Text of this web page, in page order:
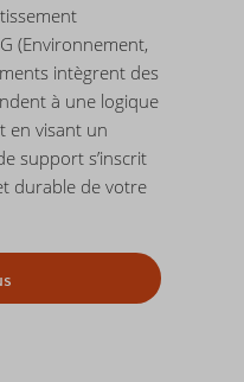
(Environnement,
intègrent des
à une logique
en visant un
support s’inscrit
durable de votre